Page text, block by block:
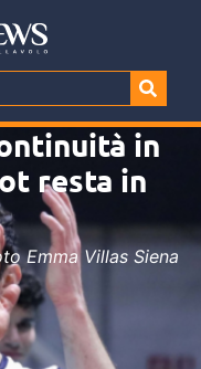
in
resta in
Emma Villas Siena